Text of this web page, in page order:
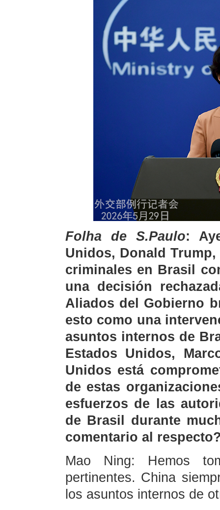
Folha de S.Paulo:
Unidos, Donald
criminales en Brasil
una decisión
Aliados del Gobierno
esto como una
asuntos internos de
Estados Unidos,
Unidos está
de estas
esfuerzos de las
de Brasil durante
comentario al
Mao Ning: Hemos
pertinentes. China
los asuntos internos de